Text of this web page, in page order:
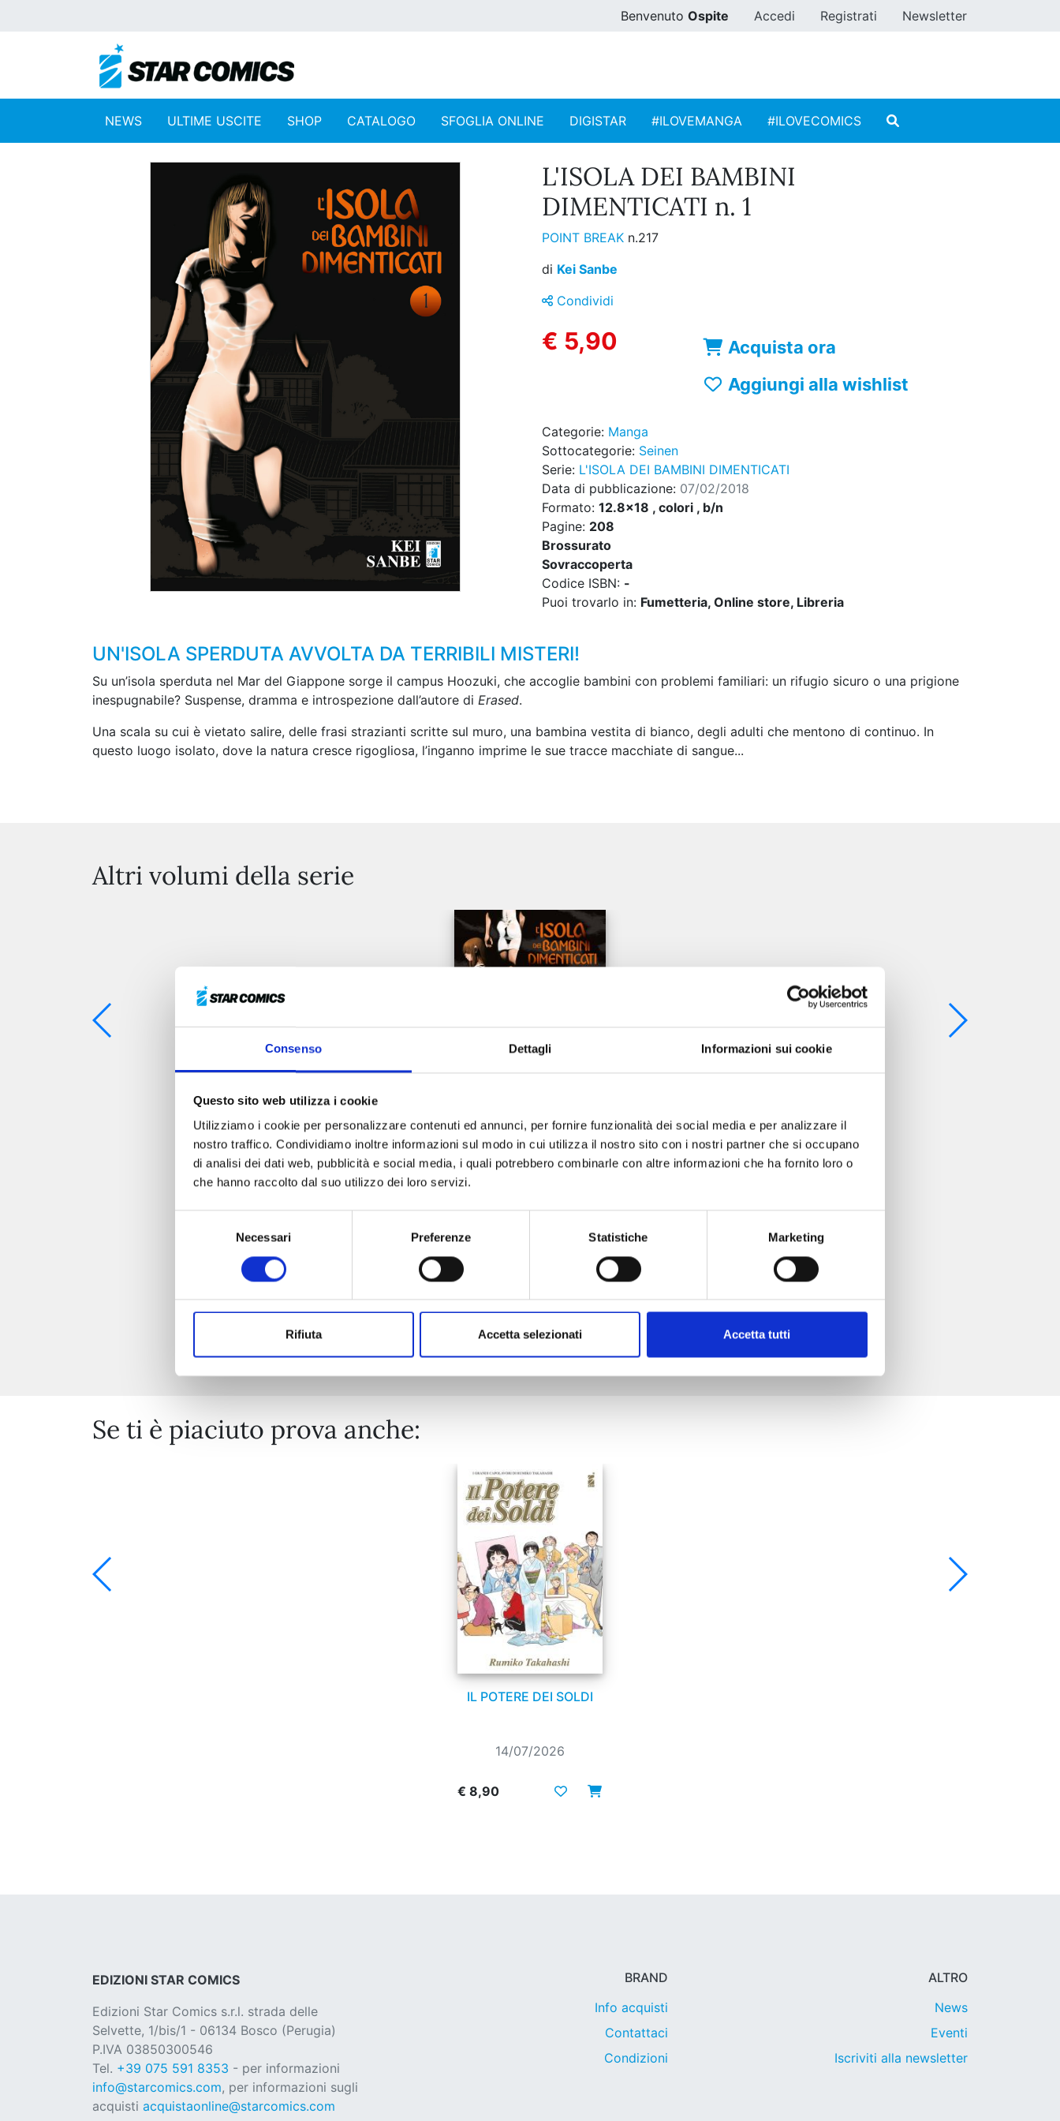
Consenso Dettagli Informazioni sui cookie
Questo sito web utilizza i cookie
Utilizziamo i cookie per personalizzare contenuti ed annunci, per fornire funzionalità dei social media e per analizzare il
nostro traffico. Condividiamo inoltre informazioni sul modo in cui utilizza il nostro sito con i nostri partner che si occupano
di analisi dei dati web, pubblicità e social media, i quali potrebbero combinarle con altre informazioni che ha fornito loro o
che hanno raccolto dal suo utilizzo dei loro servizi.
Necessari Preferenze Statistiche Marketing
Rifiuta Accetta selezionati Accetta tutti
Benvenuto Ospite Accedi Registrati Newsletter
NEWS ULTIME USCITE SHOP CATALOGO SFOGLIA ONLINE DIGISTAR #ILOVEMANGA #ILOVECOMICS
L'ISOLA DEI BAMBINI
DIMENTICATI n. 1
POINT BREAK n.217
di Kei Sanbe
Condividi
€ 5,90
Acquista ora
Aggiungi alla wishlist
Categorie: Manga
Sottocategorie: Seinen
Serie: L'ISOLA DEI BAMBINI DIMENTICATI
Data di pubblicazione: 07/02/2018
Formato: 12.8x18 , colori , b/n
Pagine: 208
Brossurato
Sovraccoperta
Codice ISBN: -
Puoi trovarlo in: Fumetteria, Online store, Libreria
UN'ISOLA SPERDUTA AVVOLTA DA TERRIBILI MISTERI!
Su un’isola sperduta nel Mar del Giappone sorge il campus Hoozuki, che accoglie bambini con problemi familiari: un rifugio sicuro o una prigione
inespugnabile? Suspense, dramma e introspezione dall’autore di Erased.
Una scala su cui è vietato salire, delle frasi strazianti scritte sul muro, una bambina vestita di bianco, degli adulti che mentono di continuo. In
questo luogo isolato, dove la natura cresce rigogliosa, l’inganno imprime le sue tracce macchiate di sangue...
Altri volumi della serie
L'ISOLA DEI BAMBINI DIMENTICATI n. 4
€ 5,90
Mostra tutto
Se ti è piaciuto prova anche:
IL POTERE DEI SOLDI
14/07/2026
€ 8,90
EDIZIONI STAR COMICS
Edizioni Star Comics s.r.l. strada delle
Selvette, 1/bis/1 - 06134 Bosco (Perugia)
P.IVA 03850300546
Tel. +39 075 591 8353 - per informazioni
info@starcomics.com, per informazioni sugli
acquisti acquistaonline@starcomics.com
BRAND
Info acquisti
Contattaci
Condizioni
ALTRO
News
Eventi
Iscriviti alla newsletter